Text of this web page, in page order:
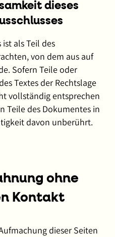
dieses
als Teil des
von dem aus auf
Sofern Teile oder
Textes der Rechtslage
vollständig entsprechen
Teile des Dokumentes in
davon unberührt.
ohne
Kontakt
dieser Seiten